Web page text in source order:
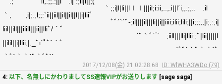
｀;;i|l|li||lｌｌ|||il;i:ii,..,.i||l´i,,.;,.. .il
｀, ,i|;.,l;;:`ii||iil||il||il||l||i|liiﾞゝ
ﾞﾞ´`´ﾞ-;il||||il|||li||i||iiii;ilii;lili;||i;;;,,|i;,:,i|
liil||ill|||ilill|||ii||lliﾞ/｀ﾞ
´ﾞ｀ﾞ⌒ゞ;iill|||lli|llii:;ﾞ|lii|||||l
||ilil||i|llii;|;_ﾞι´ﾟﾞ´｀ﾞ
´ﾞﾞ´｀ﾞ｀｀´ﾞ
｀ﾞ´｀｀´ﾞ｀ﾞﾞ´´
2017/12/08(金) 21:02:28.68
ID: WlWHA3WDo (79)
4: 以下、名無しにかわりましてSS速報VIPがお送りします [sage saga]